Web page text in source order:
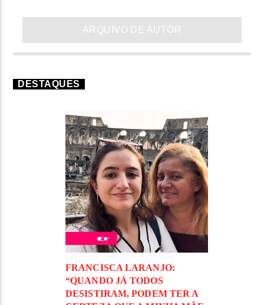
ARQUIVO DE AUTOR
DESTAQUES
FRANCISCA LARANJO:
“QUANDO JÁ TODOS
DESISTIRAM, PODEM TER A